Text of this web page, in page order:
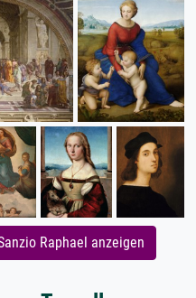
Raphael anzeigen